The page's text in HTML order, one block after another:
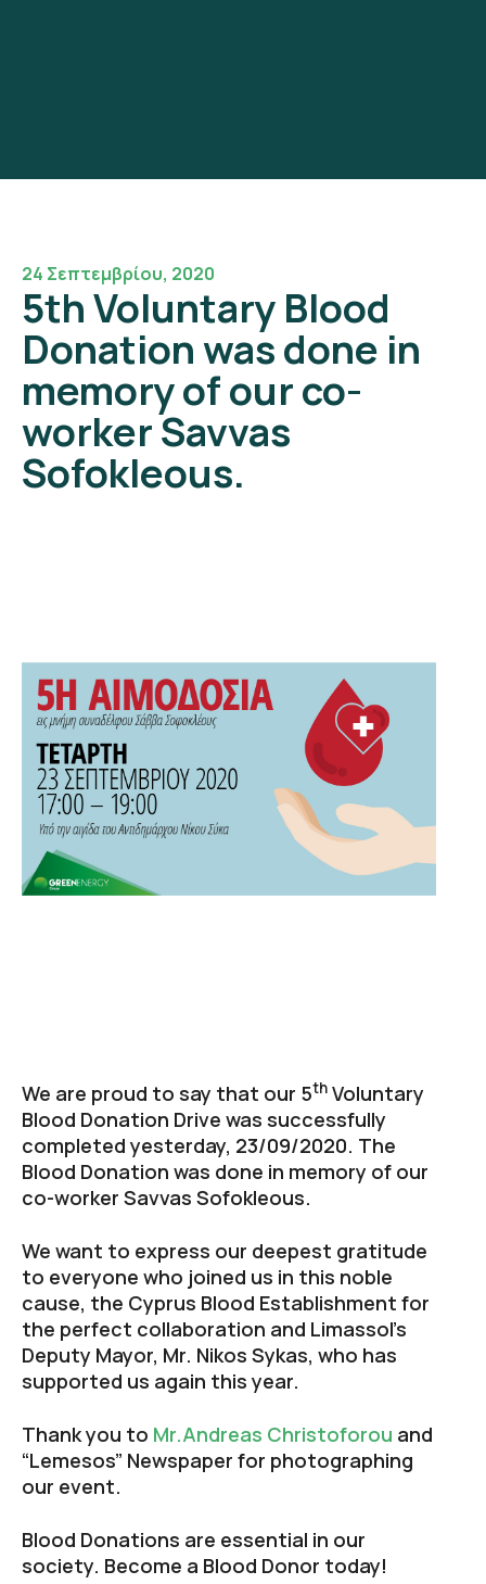
24 Σεπτεμβρίου, 2020
5th Voluntary Blood
Donation was done in
memory of our co-
worker Savvas
Sofokleous.
We are proud to say that our 5thVoluntary
Blood Donation Drive was successfully
completed yesterday, 23/09/2020. The
Blood Donation was done in memory of our
co-worker Savvas Sofokleous.
We want to express our deepest gratitude
to everyone who joined us in this noble
cause, the Cyprus Blood Establishment for
the perfect collaboration and Limassol’s
Deputy Mayor, Mr. Nikos Sykas, who has
supported us again this year.
Thank you to Mr.Andreas Christoforou and
“Lemesos” Newspaper for photographing
our event.
Blood Donations are essential in our
society. Become a Blood Donor today!